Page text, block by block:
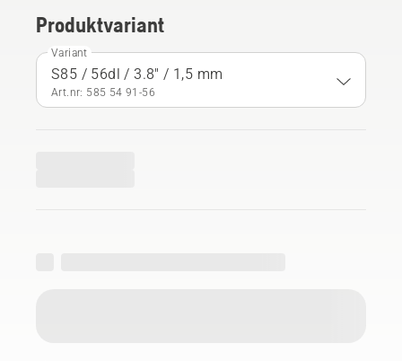
Produktvariant
Variant
S85 / 56dl / 3.8" / 1,5 mm
Art.nr: 585 54 91‑56